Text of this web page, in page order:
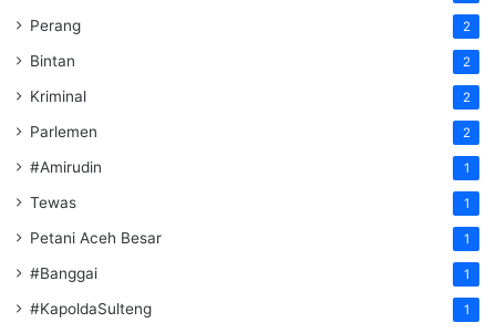
Perang 2
Bintan 2
Kriminal 2
Parlemen 2
#Amirudin 1
Tewas 1
Petani Aceh Besar 1
#Banggai 1
#KapoldaSulteng 1